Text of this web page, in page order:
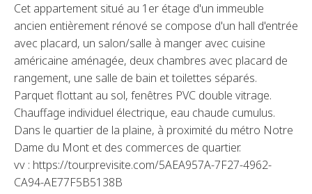
Cet appartement situé au 1er étage d'un immeuble
ancien entièrement rénové se compose d'un hall d'entrée
avec placard, un salon/salle à manger avec cuisine
américaine aménagée, deux chambres avec placard de
rangement, une salle de bain et toilettes séparés.
Parquet flottant au sol, fenêtres PVC double vitrage.
Chauffage individuel électrique, eau chaude cumulus.
Dans le quartier de la plaine, à proximité du métro Notre
Dame du Mont et des commerces de quartier.
vv : https://tour.previsite.com/5AEA957A-7F27-4962-
CA94-AE77F5B5138B